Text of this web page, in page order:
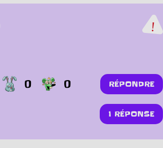
0 0 RÉPONDRE
1 RÉPONSE